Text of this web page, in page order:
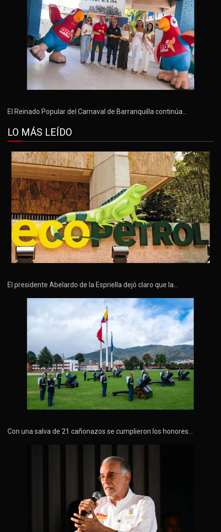
El Reinado Popular del Carnaval de Barranquilla continúa…
LO MÁS LEÍDO
El presidente Abelardo de la Espriella dejó claro que la…
Con una salva de 21 cañonazos se cumplieron los honores…